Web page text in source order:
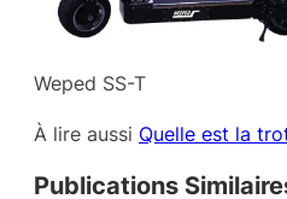
Weped SS-T
À lire aussi Quelle est la
Publications